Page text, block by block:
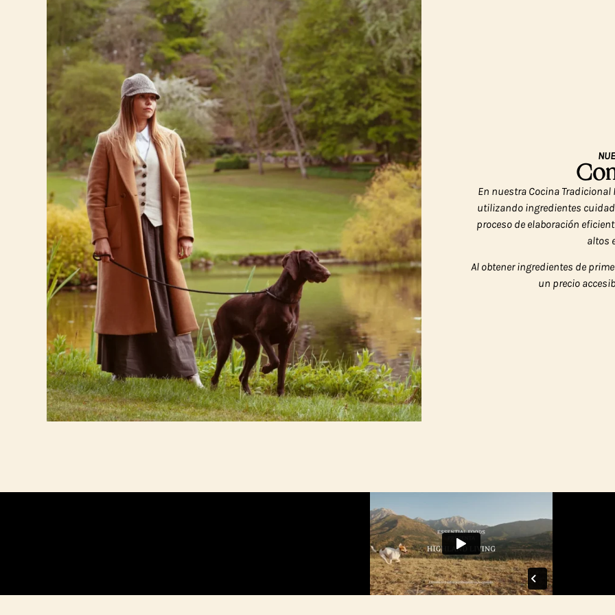
En nuestra Cocina
utilizando ingredientes
proceso de elaboración
altos
Al obtener ingredientes de
un precio